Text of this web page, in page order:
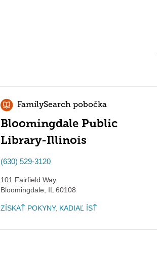
FamilySearch pobočka
Bloomingdale Public
Library-Illinois
(630) 529-3120
101 Fairfield Way
Bloomingdale
IL 60108
ZÍSKAŤ POKYNY, KADIAĽ ÍSŤ